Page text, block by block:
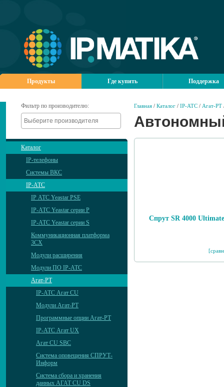
Продукты Где купить Поддержка
Фильтр по производителю:
Каталог
IP-телефоны
Системы ВКС
IP-АТС
IP АТС Yeastar PSE
IP-АТС Yeastar серии P
IP-АТС Yeastar серии S
Коммуникационная платформа
3CX
Модули расширения
Модули ПО IP-АТС
Агат-РТ
IP-АТС Агат CU
Модули Агат-РТ
Программные опции Агат-РТ
IP-АТС Агат UX
Агат CU SBC
Система оповещения СПРУТ-
Информ
Система сбора и хранения
данных АГАТ CU DS
Главная / Каталог / IP-АТС / Агат-РТ
Спрут SR 4000 Ultimate